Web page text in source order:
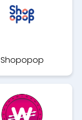
Shopopop